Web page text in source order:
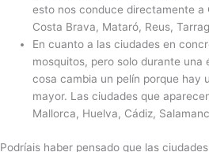
esto nos conduce directamente a
Costa Brava, Mataró, Reus,
En cuanto a las ciudades en
mosquitos, pero solo durante una
cosa cambia un pelín porque hay
mayor. Las ciudades que
Mallorca, Huelva, Cádiz,
Podríais haber pensado que las